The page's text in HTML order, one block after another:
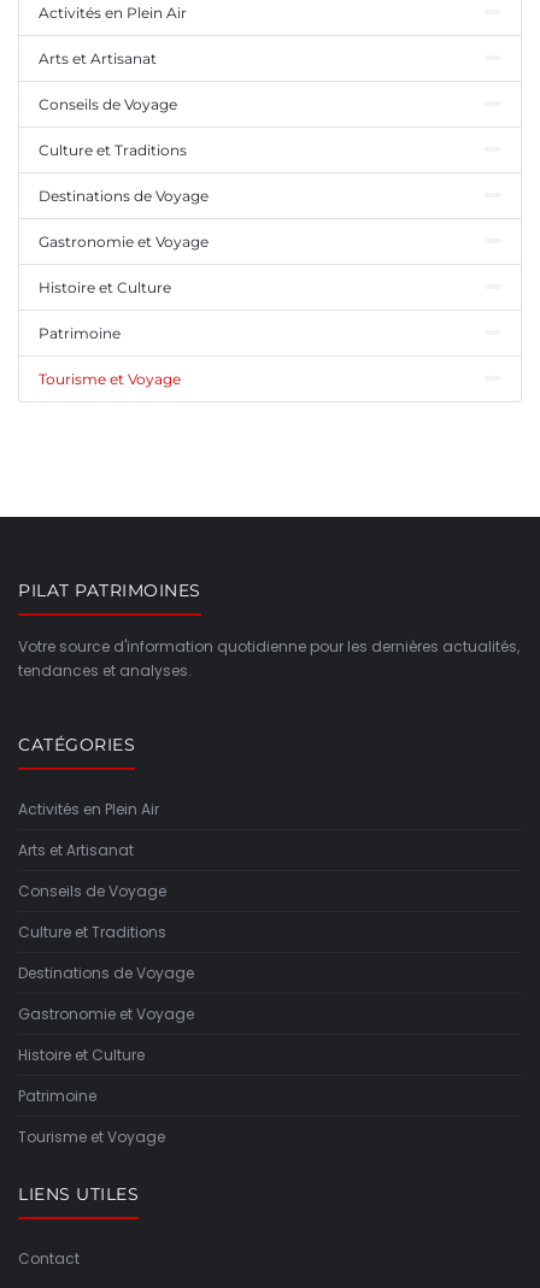
Activités en Plein Air
Arts et Artisanat
Conseils de Voyage
Culture et Traditions
Destinations de Voyage
Gastronomie et Voyage
Histoire et Culture
Patrimoine
Tourisme et Voyage
PILAT PATRIMOINES
Votre source d'information quotidienne pour les dernières actualités,
tendances et analyses.
CATÉGORIES
Activités en Plein Air
Arts et Artisanat
Conseils de Voyage
Culture et Traditions
Destinations de Voyage
Gastronomie et Voyage
Histoire et Culture
Patrimoine
Tourisme et Voyage
LIENS UTILES
Contact